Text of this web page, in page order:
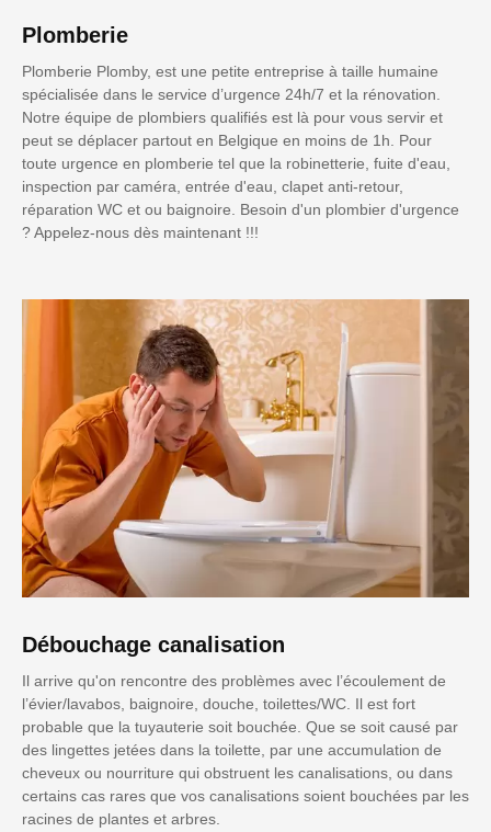
Plomberie
Plomberie Plomby, est une petite entreprise à taille humaine
spécialisée dans le service d’urgence 24h/7 et la rénovation.
Notre équipe de plombiers qualifiés est là pour vous servir et
peut se déplacer partout en Belgique en moins de 1h. Pour
toute urgence en plomberie tel que la robinetterie, fuite d'eau,
inspection par caméra, entrée d'eau, clapet anti-retour,
réparation WC et ou baignoire. Besoin d'un plombier d'urgence
? Appelez-nous dès maintenant !!!
Débouchage canalisation
Il arrive qu'on rencontre des problèmes avec l’écoulement de
l’évier/lavabos, baignoire, douche, toilettes/WC. Il est fort
probable que la tuyauterie soit bouchée. Que se soit causé par
des lingettes jetées dans la toilette, par une accumulation de
cheveux ou nourriture qui obstruent les canalisations, ou dans
certains cas rares que vos canalisations soient bouchées par les
racines de plantes et arbres.